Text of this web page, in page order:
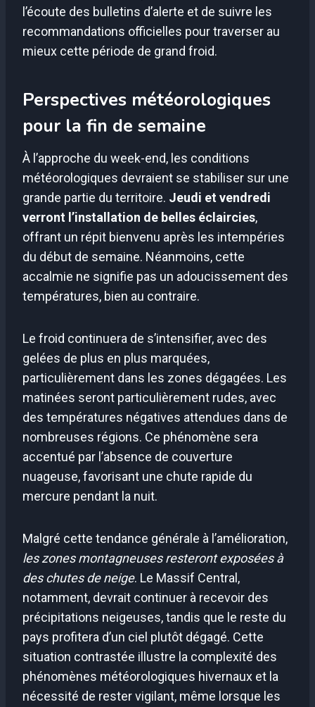
l’écoute des bulletins d’alerte et de suivre les
recommandations officielles pour traverser au
mieux cette période de grand froid.
Perspectives météorologiques
pour la fin de semaine
À l’approche du week-end, les conditions
météorologiques devraient se stabiliser sur une
grande partie du territoire. Jeudi et vendredi
verront l’installation de belles éclaircies,
offrant un répit bienvenu après les intempéries
du début de semaine. Néanmoins, cette
accalmie ne signifie pas un adoucissement des
températures, bien au contraire.
Le froid continuera de s’intensifier, avec des
gelées de plus en plus marquées,
particulièrement dans les zones dégagées. Les
matinées seront particulièrement rudes, avec
des températures négatives attendues dans de
nombreuses régions. Ce phénomène sera
accentué par l’absence de couverture
nuageuse, favorisant une chute rapide du
mercure pendant la nuit.
Malgré cette tendance générale à l’amélioration,
les zones montagneuses resteront exposées à
des chutes de neige. Le Massif Central,
notamment, devrait continuer à recevoir des
précipitations neigeuses, tandis que le reste du
pays profitera d’un ciel plutôt dégagé. Cette
situation contrastée illustre la complexité des
phénomènes météorologiques hivernaux et la
nécessité de rester vigilant, même lorsque les